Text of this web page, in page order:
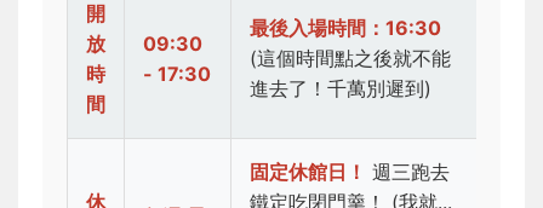
開
放
時
間
09:30
- 17:30
最後入場時間：16:30
(這個時間點之後就不能
進去了！千萬別遲到)
休
固定休館日！ 週三跑去
鐵定吃閉門羹！ (我就...